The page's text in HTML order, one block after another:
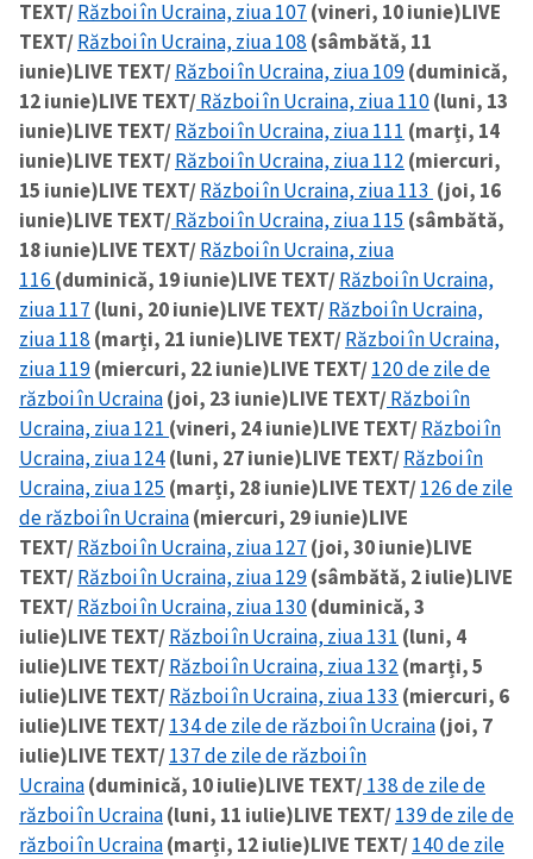
TEXT/Război în Ucraina, ziua 107 (vineri, 10 iunie)LIVE
TEXT/Război în Ucraina, ziua 108 (sâmbătă, 11
iunie)LIVE TEXT/Război în Ucraina, ziua 109(duminică,
12 iunie)LIVE TEXT/Război în Ucraina, ziua 110(luni, 13
iunie)LIVE TEXT/Război în Ucraina, ziua 111 (marți, 14
iunie)LIVE TEXT/Război în Ucraina, ziua 112 (miercuri,
15 iunie)LIVE TEXT/Război în Ucraina, ziua 113 (joi, 16
iunie)LIVE TEXT/Război în Ucraina, ziua 115 (sâmbătă,
18 iunie)LIVE TEXT/Război în Ucraina, ziua
116 (duminică, 19 iunie)LIVE TEXT/Război în Ucraina,
ziua 117 (luni, 20 iunie)LIVE TEXT/Război în Ucraina,
ziua 118 (marți, 21 iunie)LIVE TEXT/Război în Ucraina,
ziua 119(miercuri, 22 iunie)LIVE TEXT/120 de zile de
război în Ucraina(joi, 23 iunie)LIVE TEXT/Război în
Ucraina, ziua 121 (vineri, 24 iunie)LIVE TEXT/Război în
Ucraina, ziua 124(luni, 27 iunie)LIVE TEXT/Război în
Ucraina, ziua 125 (marți, 28 iunie)LIVE TEXT/126 de zile
de război în Ucraina(miercuri, 29 iunie)LIVE
TEXT/Război în Ucraina, ziua 127 (joi, 30 iunie)LIVE
TEXT/Război în Ucraina, ziua 129(sâmbătă, 2 iulie)LIVE
TEXT/Război în Ucraina, ziua 130(duminică, 3
iulie)LIVE TEXT/Război în Ucraina, ziua 131 (luni, 4
iulie)LIVE TEXT/Război în Ucraina, ziua 132 (marți, 5
iulie)LIVE TEXT/Război în Ucraina, ziua 133 (miercuri, 6
iulie)LIVE TEXT/134 de zile de război în Ucraina(joi, 7
iulie)LIVE TEXT/137 de zile de război în
Ucraina(duminică, 10 iulie)LIVE TEXT/138 de zile de
război în Ucraina(luni, 11 iulie)LIVE TEXT/139 de zile de
război în Ucraina(marți, 12 iulie)LIVE TEXT/140 de zile
CONTACT SURSĂ
Sursă anonimă
+ Numele meu
Email+ Emailul meu
Telefon
+ Telefon personal
Am citit și sunt de
acord cupolitica de
confidențialitate
TRIMITE ȘTIREA